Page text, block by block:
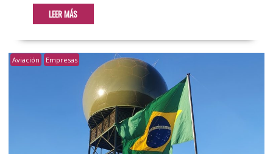
LEER MÁS
Aviación Empresas